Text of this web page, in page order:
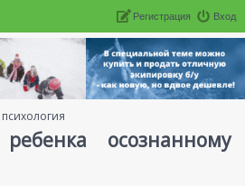
Вход
Регистрация
осознанному